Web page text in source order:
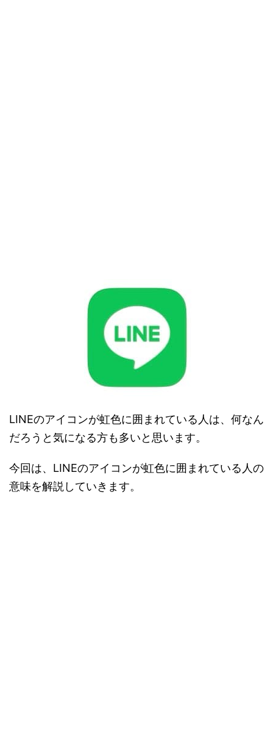
LINEのアイコンが虹色に囲まれている人は、何なん
だろうと気になる方も多いと思います。
今回は、LINEのアイコンが虹色に囲まれている人の
意味を解説していきます。